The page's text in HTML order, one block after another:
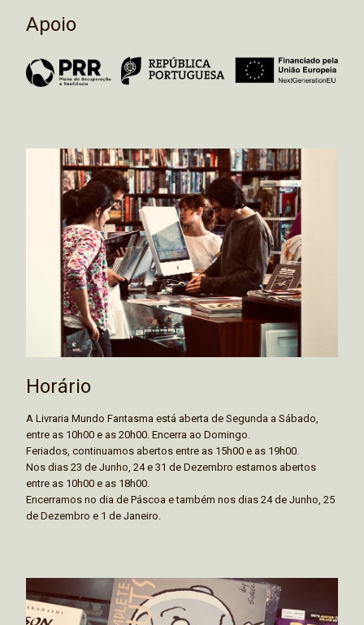
Apoio
Horário
A Livraria Mundo Fantasma está aberta de Segunda a Sábado,
entre as 10h00 e as 20h00. Encerra ao Domingo.
Feriados, continuamos abertos entre as 15h00 e as 19h00.
Nos dias 23 de Junho, 24 e 31 de Dezembro estamos abertos
entre as 10h00 e as 18h00.
Encerramos no dia de Páscoa e também nos dias 24 de Junho, 25
de Dezembro e 1 de Janeiro.